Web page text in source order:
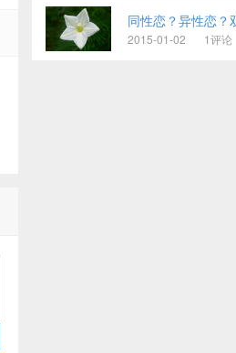
同性恋？异性恋？
2015-01-02 1评论